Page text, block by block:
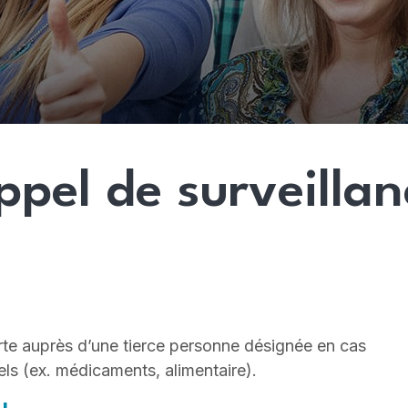
de
auprès d’une tierce personne désignée en cas
(ex. médicaments, alimentaire).